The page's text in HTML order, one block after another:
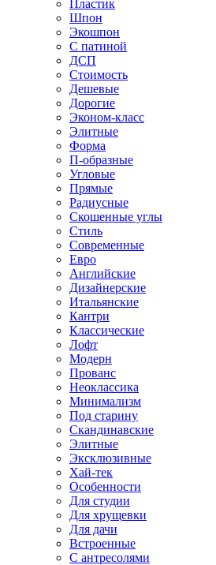
Пластик
Шпон
Экошпон
С патиной
ДСП
Стоимость
Дешевые
Дорогие
Эконом-класс
Элитные
Форма
П-образные
Угловые
Прямые
Радиусные
Скошенные углы
Стиль
Современные
Евро
Английские
Дизайнерские
Итальянские
Кантри
Классические
Лофт
Модерн
Прованс
Неоклассика
Минимализм
Под старину
Скандинавские
Элитные
Эксклюзивные
Хай-тек
Особенности
Для студии
Для хрущевки
Для дачи
Встроенные
С антресолями